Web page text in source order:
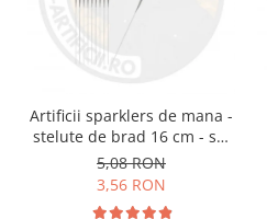
Artificii sparklers de mana -
stelute de brad 16 cm - set
10 buc
5,08 RON
3,56 RON